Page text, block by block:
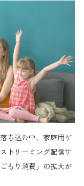
ち込む中、家庭用ゲ
トリーミング配信サ
ごもり消費」の拡大が